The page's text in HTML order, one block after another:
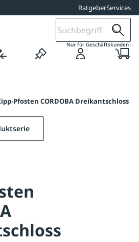
RatgeberServices
Nur für Geschäftskunden1
Pfosten CORDOBA Dreikantschloss